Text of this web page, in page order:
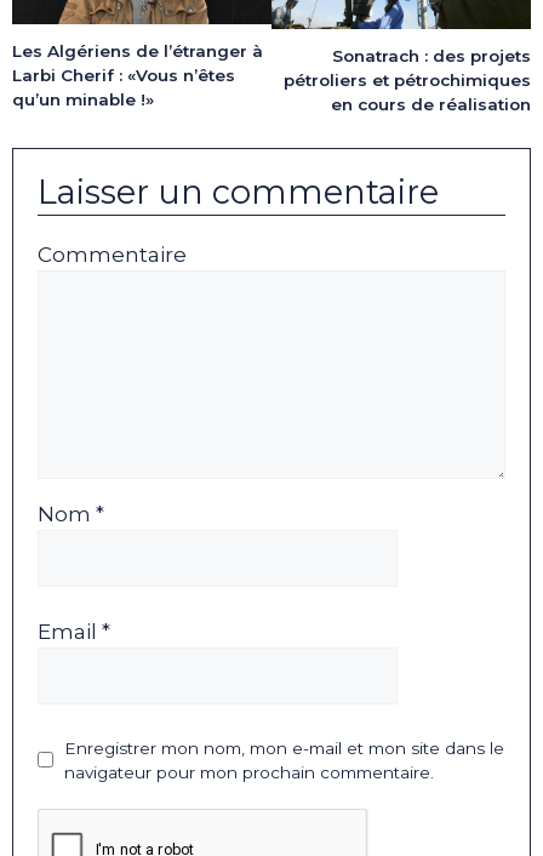
Les Algériens de l’étranger à
Larbi Cherif : «Vous n’êtes
qu’un minable !»
Sonatrach : des projets
pétroliers et pétrochimiques
en cours de réalisation
Laisser un commentaire
Commentaire
Nom *
Email *
Enregistrer mon nom, mon e-mail et mon site dans le
navigateur pour mon prochain commentaire.